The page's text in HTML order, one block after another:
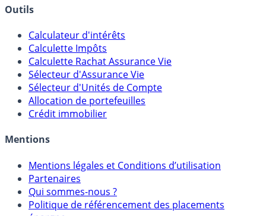
Calculateur d'intérêts
Calculette Impôts
Calculette Rachat Assurance Vie
Sélecteur d'Assurance Vie
Sélecteur d'Unités de Compte
Allocation de portefeuilles
Mentions légales et Conditions d’utilisation
Partenaires
Qui sommes-nous ?